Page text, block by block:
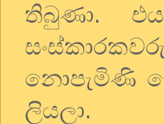
තිබුණා.
නොපැමිණි
ලියලා.